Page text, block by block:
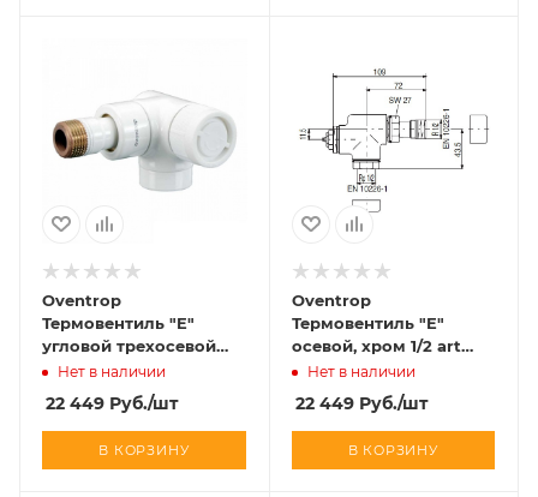
Oventrop
Термовентиль "E"
угловой трехосевой
правый, белый 1/2 art
Нет в наличии
22 449 Руб./шт
В КОРЗИНУ
Oventrop
Термовентиль "E"
осевой, хром 1/2 art
1163252
Нет в наличии
22 449Руб./шт
В КОРЗИНУ